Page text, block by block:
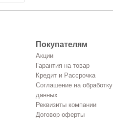
Покупателям
Акции
Гарантия на товар
Кредит и Рассрочка
Соглашение на обработку
данных
Реквизиты компании
Договор оферты